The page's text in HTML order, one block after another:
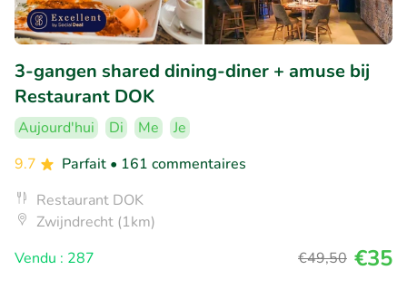
3-gangen shared dining-diner + amuse bij
Restaurant DOK
Aujourd'hui Di Me
Je
9.7
Parfait • 161 commentaires
Restaurant DOK
Zwijndrecht (1km)
Vendu : 287
€49,50 €35